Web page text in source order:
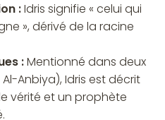
:Idris signifie « celui qui
», dérivé de la racine
:Mentionné dans deux
Anbiya), Idris est décrit
vérité et un prophète